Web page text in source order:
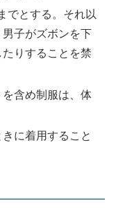
でとする。それ以
子がズボンを下
りすることを禁
含め制服は、体
に着用すること